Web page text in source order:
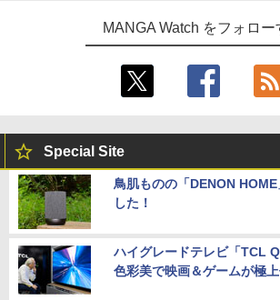
MANGA Watch をフォロー
Special Site
鳥肌ものの「DENON
した！
ハイグレードテレビ「TCL
色彩美で映画＆ゲームが極